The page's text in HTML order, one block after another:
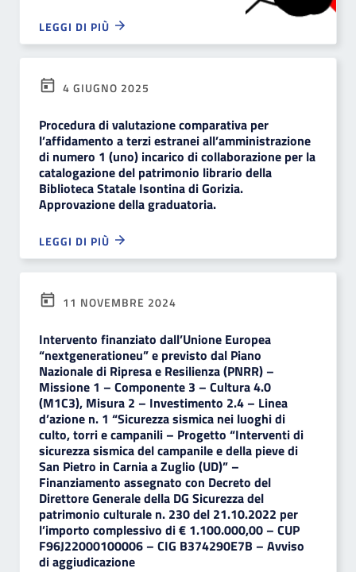
LEGGI DI PIÙ
4 GIUGNO 2025
Procedura di valutazione comparativa per
l’affidamento a terzi estranei all’amministrazione
di numero 1 (uno) incarico di collaborazione per la
catalogazione del patrimonio librario della
Biblioteca Statale Isontina di Gorizia.
Approvazione della graduatoria.
LEGGI DI PIÙ
11 NOVEMBRE 2024
Intervento finanziato dall’Unione Europea
“nextgenerationeu” e previsto dal Piano
Nazionale di Ripresa e Resilienza (PNRR) –
Missione 1 – Componente 3 – Cultura 4.0
(M1C3), Misura 2 – Investimento 2.4 – Linea
d’azione n. 1 “Sicurezza sismica nei luoghi di
culto, torri e campanili – Progetto “Interventi di
sicurezza sismica del campanile e della pieve di
San Pietro in Carnia a Zuglio (UD)” –
Finanziamento assegnato con Decreto del
Direttore Generale della DG Sicurezza del
patrimonio culturale n. 230 del 21.10.2022 per
l’importo complessivo di € 1.100.000,00 – CUP
F96J22000100006 – CIG B374290E7B – Avviso
di aggiudicazione